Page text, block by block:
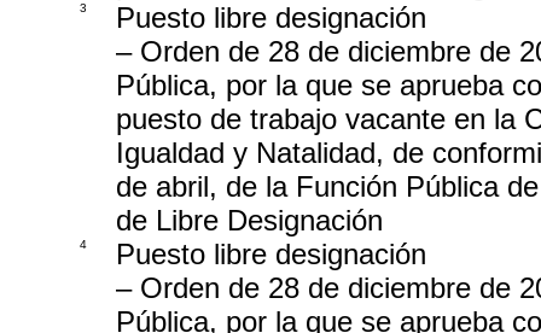
3
Puesto libre designación
– Orden de 28 de diciembre de
Pública, por la que se aprueba
puesto de trabajo vacante en la
Igualdad y Natalidad, de
de abril, de la Función Pública
de Libre Designación
4
Puesto libre designación
– Orden de 28 de diciembre de
Pública, por la que se aprueba